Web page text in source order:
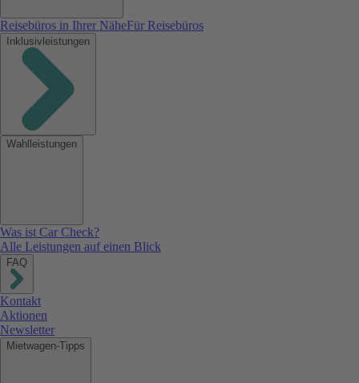
Reisebüros in Ihrer NäheFür Reisebüros
Inklusivleistungen
Wahlleistungen
Was ist Car Check?
Alle Leistungen auf einen Blick
FAQ
Kontakt
Aktionen
Newsletter
Mietwagen-Tipps